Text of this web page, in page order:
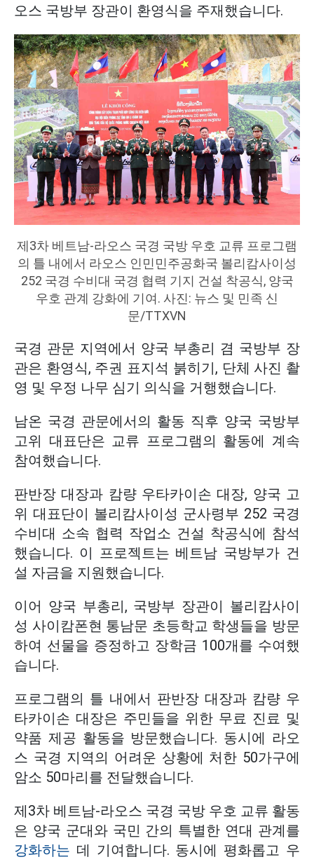
오스 국방부 장관이 환영식을 주재했습니다.
제3차 베트남-라오스 국경 국방 우호 교류 프로그램
의 틀 내에서 라오스 인민민주공화국 볼리캄사이성
252 국경 수비대 국경 협력 기지 건설 착공식, 양국
우호 관계 강화에 기여. 사진: 뉴스 및 민족 신
문/TTXVN
국경 관문 지역에서 양국 부총리 겸 국방부 장
관은 환영식, 주권 표지석 붉히기, 단체 사진 촬
영 및 우정 나무 심기 의식을 거행했습니다.
남온 국경 관문에서의 활동 직후 양국 국방부
고위 대표단은 교류 프로그램의 활동에 계속
참여했습니다.
판반장 대장과 캄량 우타카이손 대장, 양국 고
위 대표단이 볼리캄사이성 군사령부 252 국경
수비대 소속 협력 작업소 건설 착공식에 참석
했습니다. 이 프로젝트는 베트남 국방부가 건
설 자금을 지원했습니다.
이어 양국 부총리, 국방부 장관이 볼리캄사이
성 사이캄폰현 통남문 초등학교 학생들을 방문
하여 선물을 증정하고 장학금 100개를 수여했
습니다.
프로그램의 틀 내에서 판반장 대장과 캄량 우
타카이손 대장은 주민들을 위한 무료 진료 및
약품 제공 활동을 방문했습니다. 동시에 라오
스 국경 지역의 어려운 상황에 처한 50가구에
암소 50마리를 전달했습니다.
제3차 베트남-라오스 국경 국방 우호 교류 활동
은 양국 군대와 국민 간의 특별한 연대 관계를
강화하는 데 기여합니다. 동시에 평화롭고 우